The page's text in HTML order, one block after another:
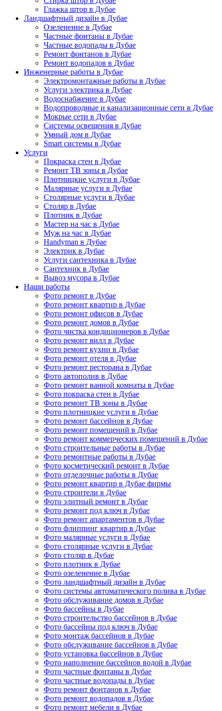
Глажка штор в Дубае
Ландшафтный дизайн в Дубае
Озеленение в Дубае
Частные фонтаны в Дубае
Частные водопады в Дубае
Ремонт фонтанов в Дубае
Ремонт водопадов в Дубае
Инженерные работы в Дубае
Электромонтажные работы в Дубае
Услуги электрика в Дубае
Водоснабжение в Дубае
Водопроводные и канализационные сети в Дубае
Мокрые сети в Дубае
Системы освещения в Дубае
Умный дом в Дубае
Smart системы в Дубае
Услуги
Покраска стен в Дубае
Ремонт ТВ зоны в Дубае
Плотницкие услуги в Дубае
Малярные услуги в Дубае
Столярные услуги в Дубае
Столяр в Дубае
Плотник в Дубае
Мастер на час в Дубае
Муж на час в Дубае
Handyman в Дубае
Электрик в Дубае
Услуги сантехника в Дубае
Сантехник в Дубае
Вывоз мусора в Дубае
Наши работы
Фото ремонт в Дубае
Фото ремонт квартир в Дубае
Фото ремонт офисов в Дубае
Фото ремонт домов в Дубае
Фото чистка кондиционеров в Дубае
Фото ремонт вилл в Дубае
Фото ремонт кухни в Дубае
Фото ремонт отеля в Дубае
Фото ремонт ресторана в Дубае
Фото автополив в Дубае
Фото ремонт ванной комнаты в Дубае
Фото покраска стен в Дубае
Фото ремонт ТВ зоны в Дубае
Фото плотницкие услуги в Дубае
Фото ремонт бассейнов в Дубае
Фото ремонт помещений в Дубае
Фото ремонт коммерческих помещений в Дубае
Фото строительные работы в Дубае
Фото ремонтные работы в Дубае
Фото косметический ремонт в Дубае
Фото отделочные работы в Дубае
Фото ремонт квартир в Дубае фирмы
Фото строители в Дубае
Фото элитный ремонт в Дубае
Фото ремонт под ключ в Дубае
Фото ремонт апартаментов в Дубае
Фото флиппинг квартир в Дубае
Фото малярные услуги в Дубае
Фото столярные услуги в Дубае
Фото столяр в Дубае
Фото плотник в Дубае
Фото озеленение в Дубае
Фото ландшафтный дизайн в Дубае
Фото системы автоматического полива в Дубае
Фото обслуживание домов в Дубае
Фото бассейны в Дубае
Фото строительство бассейнов в Дубае
Фото бассейны под ключ в Дубае
Фото монтаж бассейнов в Дубае
Фото обслуживание бассейнов в Дубае
Фото установка бассейнов в Дубае
Фото наполнение бассейнов водой в Дубае
Фото частные фонтаны в Дубае
Фото частные водопады в Дубае
Фото ремонт фонтанов в Дубае
Фото ремонт водопадов в Дубае
Фото ремонт мебели в Дубае